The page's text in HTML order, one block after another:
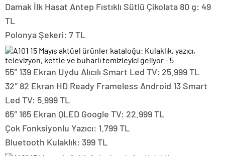
Damak İlk Hasat Antep Fıstıklı Sütlü Çikolata 80 g: 49
TL
Polonya Şekeri: 7 TL
55″ 139 Ekran Uydu Alıcılı Smart Led TV: 25.999 TL
32″ 82 Ekran HD Ready Frameless Android 13 Smart
Led TV: 5.999 TL
65″ 165 Ekran QLED Google TV: 22.999 TL
Çok Fonksiyonlu Yazıcı: 1.799 TL
Bluetooth Kulaklık: 399 TL